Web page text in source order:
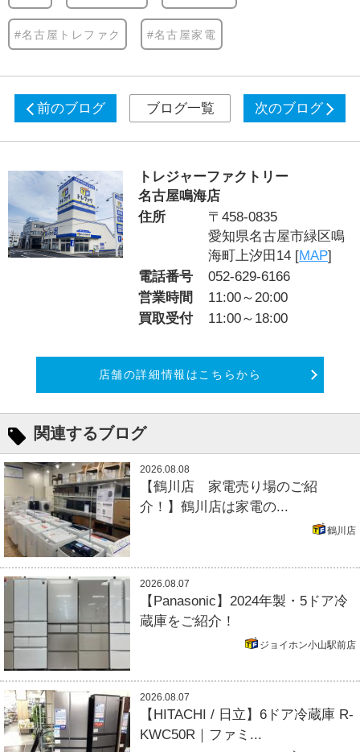
#名古屋トレファク #名古屋家電
前のブログ ブログ一覧 次のブログ
トレジャーファクトリー
名古屋鳴海店
住所
〒458-0835
愛知県名古屋市緑区鳴
海町上汐田14 [MAP]
電話番号
052-629-6166
営業時間
11:00～20:00
買取受付
11:00～18:00
店舗の詳細情報はこちらから
関連するブログ
2026.08.08
【鶴川店 家電売り場のご紹
介！】鶴川店は家電の...
鶴川店
2026.08.07
【Panasonic】2024年製・5ドア冷
蔵庫をご紹介！
ジョイホン小山駅前店
2026.08.07
【HITACHI / 日立】6ドア冷蔵庫 R-
KWC50R｜ファミ...